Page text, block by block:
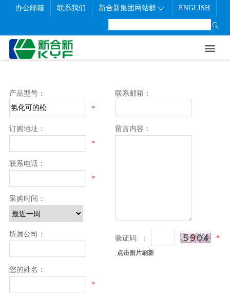
办公邮箱 联系我们 新合新集团网站群  ENGLISH


公司概况
发展历程
公司架构
公司新闻
公示信息
生产制造
研发中心
联系方式
员工风采
先进典例
产品型号：
*
订购地址：
*
联系电话：
*
采购时间：
所属公司：
您的姓名：
*
联系邮箱：
留言内容：
验证码 ： *
点击图片刷新